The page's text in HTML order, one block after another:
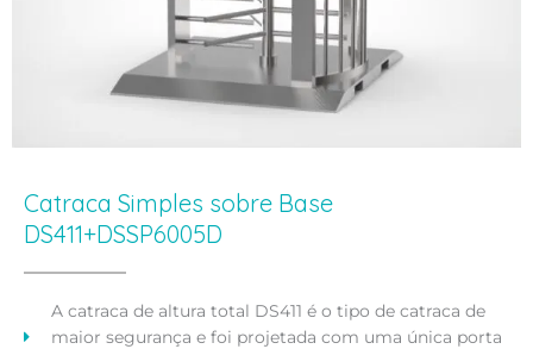
Catraca Simples sobre Base
DS411+DSSP6005D
A catraca de altura total DS411 é o tipo de catraca de
maior segurança e foi projetada com uma única porta